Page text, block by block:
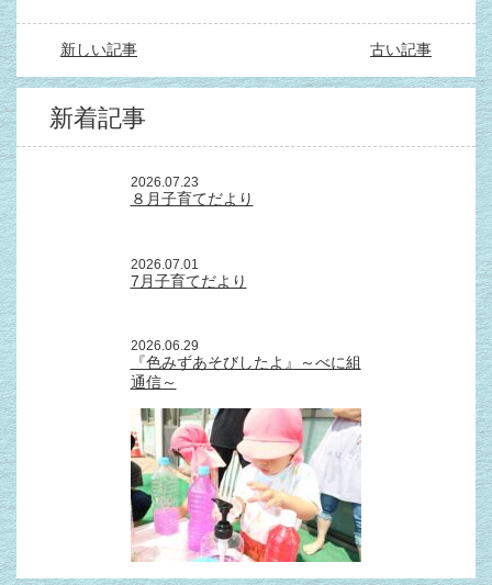
新しい記事 古い記事
新着記事
2026.07.23
８月子育てだより
2026.07.01
7月子育てだより
2026.06.29
『色みずあそびしたよ』～べに組
通信～